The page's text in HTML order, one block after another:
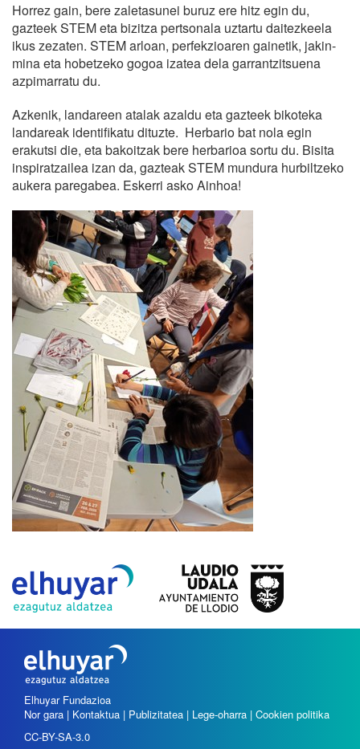
Horrez gain, bere zaletasunei buruz ere hitz egin du,
gazteek STEM eta bizitza pertsonala uztartu daitezkeela
ikus zezaten. STEM arloan, perfekzioaren gainetik, jakin-
mina eta hobetzeko gogoa izatea dela garrantzitsuena
azpimarratu du.
Azkenik, landareen atalak azaldu eta gazteek bikoteka
landareak identifikatu dituzte. Herbario bat nola egin
erakutsi die, eta bakoitzak bere herbarioa sortu du. Bisita
inspiratzailea izan da, gazteak STEM mundura hurbiltzeko
aukera paregabea. Eskerri asko Ainhoa!
Elhuyar Fundazioa
Nor gara | Kontaktua | Publizitatea | Lege-oharra | Cookien politika
CC-BY-SA-3.0